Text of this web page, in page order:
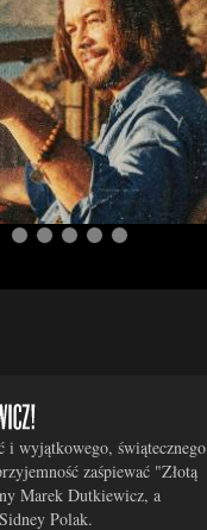
i wyjątkowego, świątecznego
zaśpiewać "Złotą
Marek Dutkiewicz, a
Polak.